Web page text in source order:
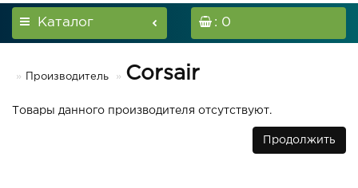
Каталог : 0
Производитель Corsair
Товары данного производителя отсутствуют.
Продолжить